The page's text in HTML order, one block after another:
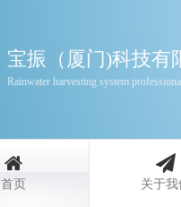
宝振（厦门)科技有
Rainwater harvesting system
首页 关于我